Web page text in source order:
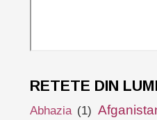
RETETE DIN
Abhazia (1)